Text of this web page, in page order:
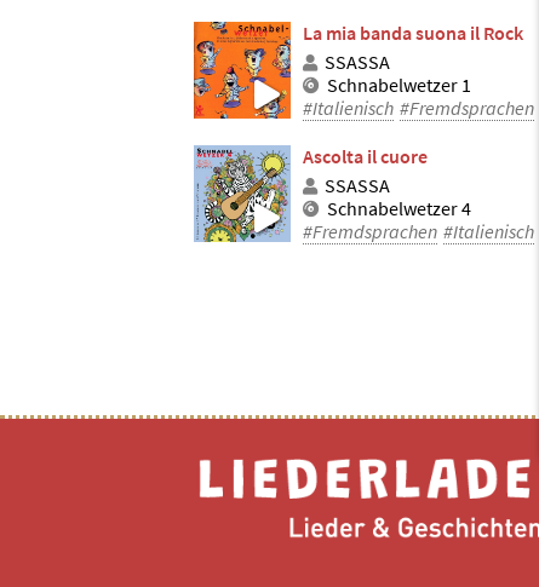
La mia banda suona il Rock
SSASSA
Schnabelwetzer 1
#Italienisch #Fremdsprachen
Ascolta il cuore
SSASSA
Schnabelwetzer 4
#Fremdsprachen #Italienisch